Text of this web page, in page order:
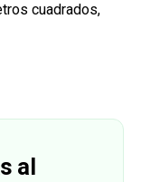
cuadrados,
al